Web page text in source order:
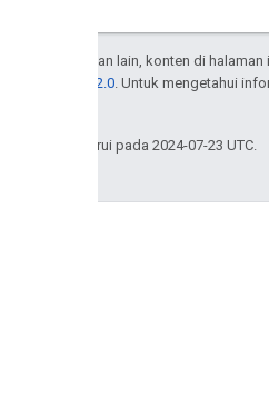
Kecuali dinyatakan lain, konten di
Lisensi Apache 2.0 . Untuk mengetahui
Terakhir diperbarui pada 2024-07-23 UTC.